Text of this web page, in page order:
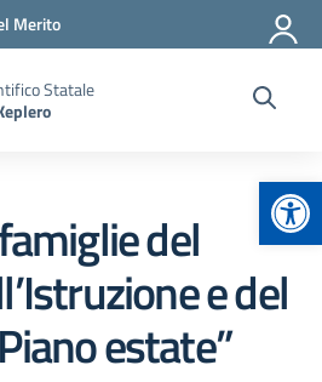
Merito
Statale
del
e del
estate”